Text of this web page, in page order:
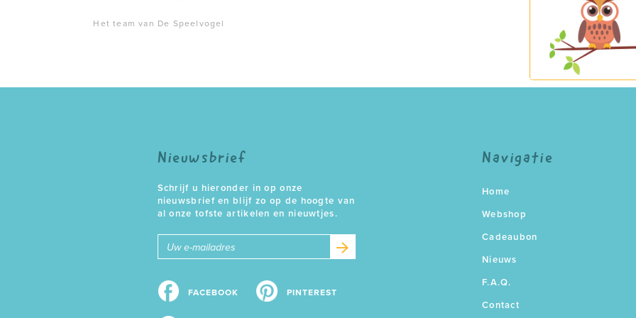
Het team van De Speelvogel
Nieuwsbrief
Schrijf u hieronder in op onze
nieuwsbrief en blijf zo op de hoogte van
al onze tofste artikelen en nieuwtjes.
mailadres
FACEBOOK PINTEREST
Navigatie
Home
Webshop
Cadeaubon
Nieuws
F.A.Q.
Contact